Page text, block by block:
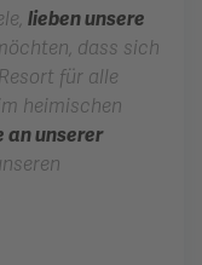
lieben unsere
dass sich
für alle
heimischen
an unserer